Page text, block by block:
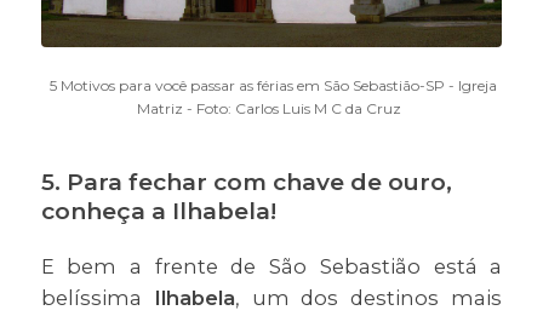
5 Motivos para você passar as férias em São Sebastião-SP - Igreja
Matriz - Foto: Carlos Luis M C da Cruz
5. Para fechar com chave de ouro,
conheça a Ilhabela!
E bem a frente de São Sebastião está a
belíssima
Ilhabela, um dos destinos mais